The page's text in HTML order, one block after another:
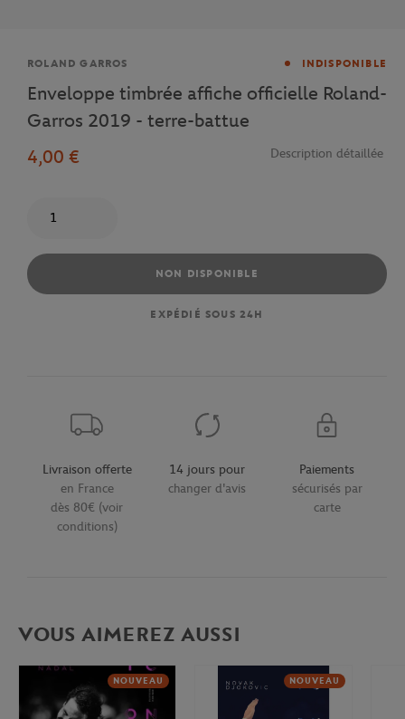
Marque
ROLAND GARROS INDISPONIBLE
Enveloppe timbrée affiche officielle Roland-
Garros 2019 - terre-battue
4,00 €
Description détaillée
NON DISPONIBLE
EXPÉDIÉ SOUS 24H
Livraison offerte
en France
dès 80€ (voir
conditions)
14 jours pour
changer d'avis
Paiements
sécurisés par
carte
VOUS AIMEREZ AUSSI
NOUVEAU NOUVEAU